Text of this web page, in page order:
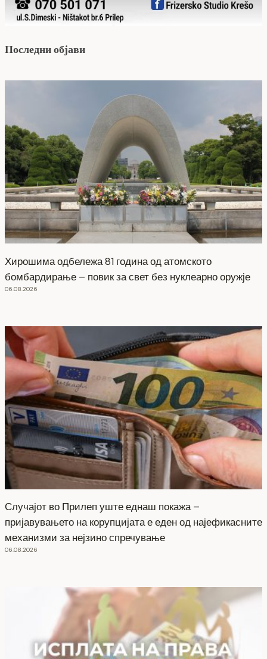
Последни објави
Хирошима одбележа 81 година од атомското
бомбардирање – повик за свет без нуклеарно оружје
06.08.2026
Случајот во Прилеп уште еднаш покажа –
пријавувањето на корупцијата е еден од најефикасните
механизми за нејзино спречување
06.08.2026